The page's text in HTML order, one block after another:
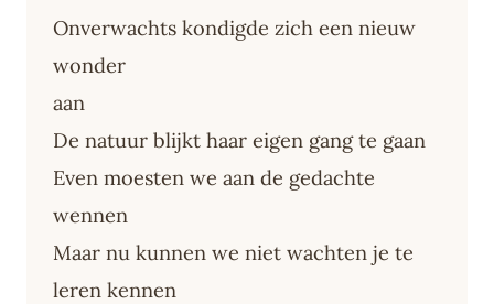
Onverwachts kondigde zich een nieuw
wonder
aan
De natuur blijkt haar eigen gang te gaan
Even moesten we aan de gedachte
wennen
Maar nu kunnen we niet wachten je te
leren kennen